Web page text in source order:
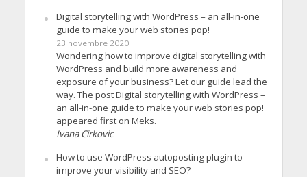
Digital storytelling with WordPress – an all-in-one
guide to make your web stories pop!
23 novembre 2020
Wondering how to improve digital storytelling with
WordPress and build more awareness and
exposure of your business? Let our guide lead the
way. The post Digital storytelling with WordPress –
an all-in-one guide to make your web stories pop!
appeared first on Meks.
Ivana Cirkovic
How to use WordPress autoposting plugin to
improve your visibility and SEO?